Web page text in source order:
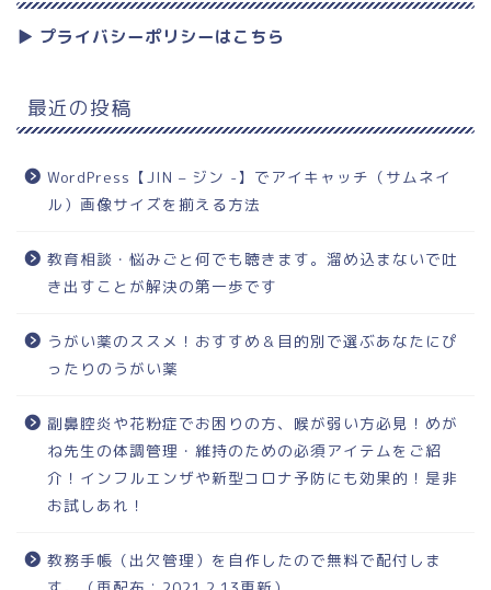
▶︎ プライバシーポリシーはこちら
最近の投稿
WordPress【JIN – ジン -】でアイキャッチ（サムネイ
ル）画像サイズを揃える方法
教育相談・悩みごと何でも聴きます。溜め込まないで吐
き出すことが解決の第一歩です
うがい薬のススメ！おすすめ＆目的別で選ぶあなたにぴ
ったりのうがい薬
副鼻腔炎や花粉症でお困りの方、喉が弱い方必見！めが
ね先生の体調管理・維持のための必須アイテムをご紹
介！インフルエンザや新型コロナ予防にも効果的！是非
お試しあれ！
教務手帳（出欠管理）を自作したので無料で配付しま